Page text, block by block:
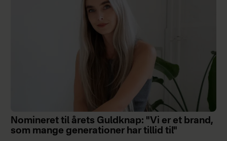
Nomineret til årets Guldknap: "Vi er et brand,
som mange generationer har tillid til"